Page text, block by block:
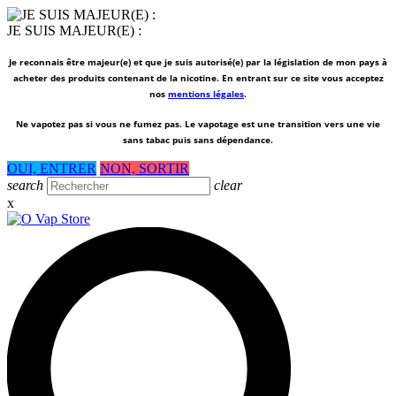
JE SUIS MAJEUR(E) :
Je reconnais être majeur(e) et que je suis autorisé(e) par la législation de mon pays à
acheter des produits contenant de la nicotine. En entrant sur ce site vous acceptez
nos mentions légales.
Ne vapotez pas si vous ne fumez pas. Le vapotage est une transition vers une vie
sans tabac puis sans dépendance.
OUI, ENTRER NON, SORTIR
search
clear
x